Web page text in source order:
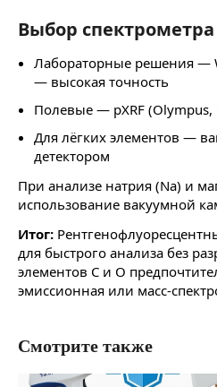
Выбор спектрометра
Лабораторные решения —
— высокая точность
Полевые — pXRF
Для лёгких элементов —
детектором
При анализе натрия (Na) и
использование вакуумной
Итог:
для быстрого анализа без
элементов C и O
эмиссионная или масс-
Смотрите также